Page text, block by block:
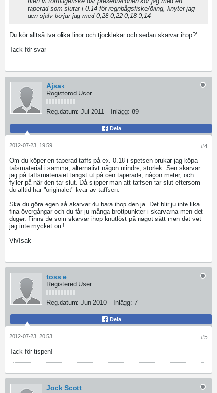
taperad som slutar i 0.14 för regnbågsfiske/öring, knyter jag
den själv börjar jag med 0,28-0,22-0,18-0,14
Du kör alltså två olika linor och tjocklekar och sedan skarvar ihop?'
Tack för svar
Ajsak
Registered User
Reg.datum: Jul 2011 Inlägg: 89
Dela
#4
2012-07-23, 19:59
Om du köper en taperad taffs på ex. 0.18 i spetsen brukar jag köpa
tafsmaterial i samma, alternativt någon mindre, storlek. Sen skarvar
jag på taffsmaterialet längst ut på den taperade, någon meter, och
fyller på när den tar slut. Då slipper man att taffsen tar slut eftersom
du alltid har "originalet" kvar av taffsen.
Ska du göra egen så skarvar du bara ihop den ja. Det blir ju inte lika
fina övergångar och du får ju många brottpunkter i skarvarna men det
duger. Finns de som skarvar ihop knutlöst på något sätt men det vet
jag inte mycket om!
Vh/Isak
tossie
Registered User
Reg.datum: Jun 2010 Inlägg: 7
Dela
#5
2012-07-23, 20:53
Tack för tispen!
Jock Scott